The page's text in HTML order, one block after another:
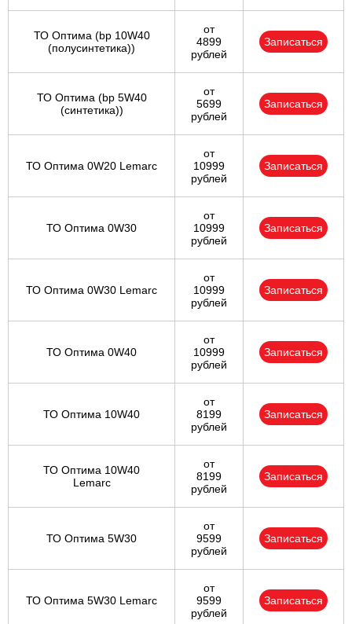
ТО Оптима (bp 10W40
(полусинтетика))
от
4899
рублей
Записаться
ТО Оптима (bp 5W40
(синтетика))
от
5699
рублей
Записаться
ТО Оптима 0W20 Lemarc
от
10999
рублей
Записаться
ТО Оптима 0W30
от
10999
рублей
Записаться
ТО Оптима 0W30 Lemarc
от
10999
рублей
Записаться
ТО Оптима 0W40
от
10999
рублей
Записаться
ТО Оптима 10W40
от
8199
рублей
Записаться
ТО Оптима 10W40
Lemarc
от
8199
рублей
Записаться
ТО Оптима 5W30
от
9599
рублей
Записаться
ТО Оптима 5W30 Lemarc
от
9599
рублей
Записаться